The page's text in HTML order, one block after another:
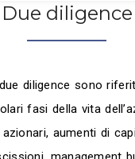
Due diligence
diligence sono
fasi della vita
aumenti di